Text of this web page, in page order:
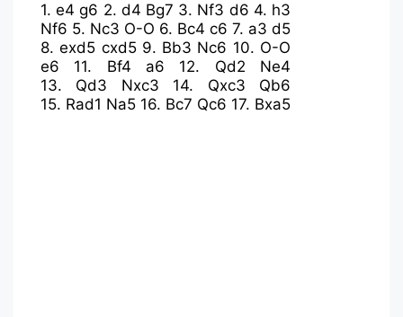
1.e4 g6 2. d4 Bg7 3. Nf3 d6 4. h3
Nf6 5. Nc3 O-O 6. Bc4 c6 7. a3 d5
8.exd5 cxd5 9. Bb3 Nc6 10. O-O
e6
11. Bf4 a6 12. Qd2
Ne4
13. Qd3 Nxc3 14. Qxc3
Qb6
15. Rad1 Na5 16. Bc7 Qc6 17. Bxa5